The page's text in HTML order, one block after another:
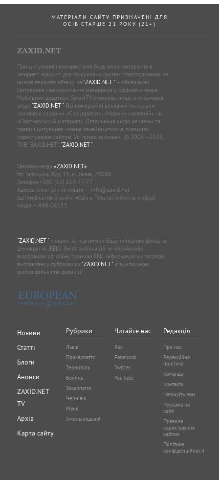
МАТЕРІАЛИ САЙТУ ПРИЗНАЧЕНІ ДЛЯ
ОСІБ СТАРШЕ 21 РОКУ (21+)
ZAXID.NET
При цитуванні і використанні будь-яких матеріалів в
Інтернеті відкриті для пошукових систем гіперпосилання не
нижче першого абзацу на "ZAXID.NET "— обов’язкові.
Цитування і використання матеріалів у оффлайн-медіа,
Мобільних додатках, SmartTV можливе лише з письмової
згоди "ZAXID.NET ". Всі комерційні рекламні матеріали
позначені словами «Спецпроєкт», «Новини компаній» чи
«Партнерський матеріал». Детальніше щодо реклами та
правил цитування можна ознайомитись в правилах
користування сайтом. Усі права захищені. © 2005—2026,
ТОВ “ЗАХІД.НЕТ”, "ZAXID.NET ".
Онлайн-медіа «ZAXID.NET»
пл. Галицька, буд. 15, м. Львів, 79008
Телефон +380 (32) 229-77-77
Адреса електронної пошти — info@zaxid.net
Ідентифікатор онлайн-медіа в Реєстрі суб'єктів у сфері
медіа — R40-06155
"ZAXID.NET "працює за підтримки Європейського фонду за
демократію (EED). Зміст публікацій не обов’язково
відображає офіційну позицію EED. Інформація чи погляди,
висловлені у публікаціях "ZAXID.NET "є виключною
відповідальністю редакції.
Новини
Статті
Блоги
Анонси
ZAXID.NET
TV
Архів
Карта сайту
Рубрики
Львів
Прикарпаття
Тернопіль
Волинь
Закарпаття
Чернівці
Рівне
Хмельницький
Читайте нас
Rss
Facebook
Twitter
YouTube
Редакція
Про нас
Редакційна
політика
Команда
Контакти
Напишіть нам
Реклама на
сайті
Правила
користування
сайтом
Політика
конфіденційності